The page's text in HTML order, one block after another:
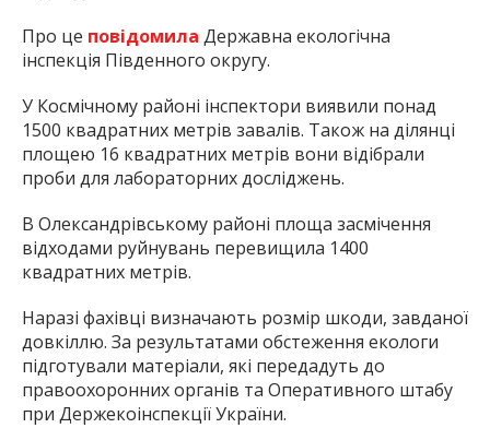
Про це повідомила Державна екологічна
інспекція Південного округу.
У Космічному районі інспектори виявили понад
1500 квадратних метрів завалів. Також на ділянці
площею 16 квадратних метрів вони відібрали
проби для лабораторних досліджень.
В Олександрівському районі площа засмічення
відходами руйнувань перевищила 1400
квадратних метрів.
Наразі фахівці визначають розмір шкоди, завданої
довкіллю. За результатами обстеження екологи
підготували матеріали, які передадуть до
правоохоронних органів та Оперативного штабу
при Держекоінспекції України.